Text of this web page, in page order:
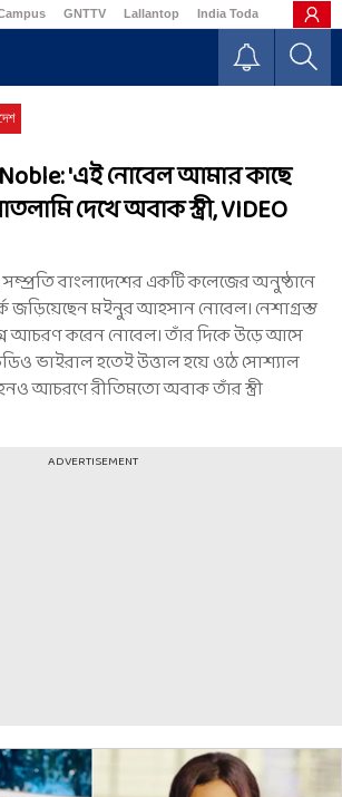
GNTTV Lallantop India Today Business
'এই নোবেল আমার কাছে
দেখে অবাক স্ত্রী, VIDEO
বাংলাদেশের একটি কলেজের অনুষ্ঠানে
জড়িয়েছেন মইনুর আহসান নোবেল। নেশাগ্রস্ত
আচরণ করেন নোবেল। তাঁর দিকে উড়ে আসে
ভাইরাল হতেই উত্তাল হয়ে ওঠে সোশ্যাল
আচরণে রীতিমতো অবাক তাঁর স্ত্রী
ADVERTISEMENT